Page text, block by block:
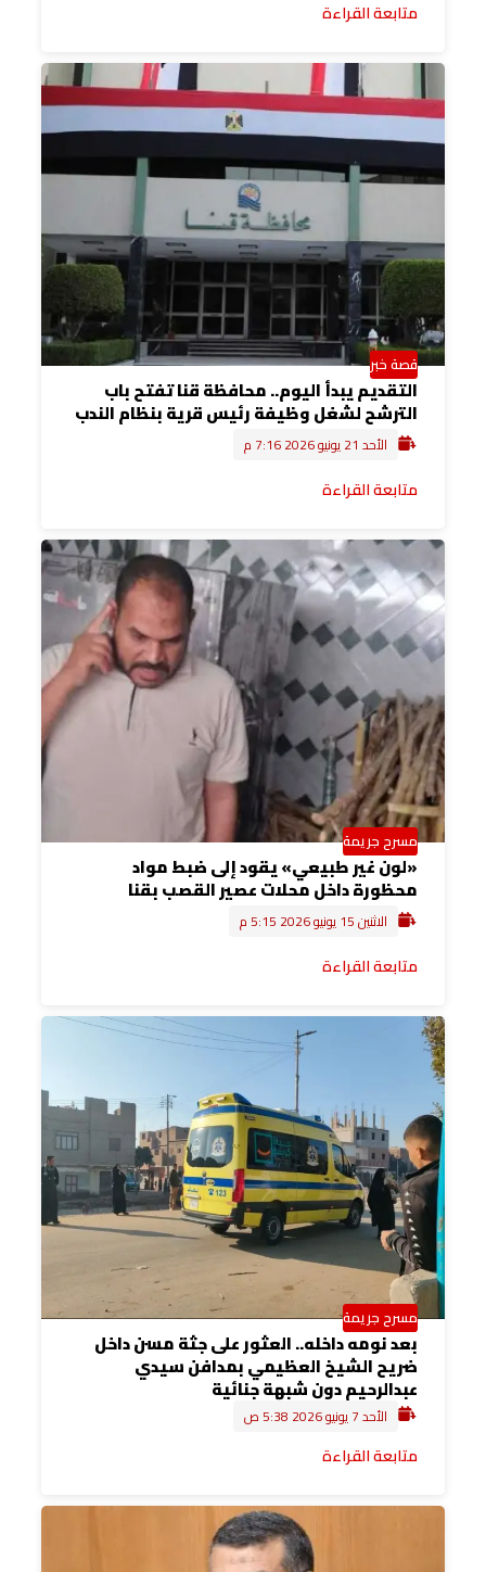
متابعة القراءة
قصة خبر
التقديم يبدأ اليوم.. محافظة قنا تفتح باب
الترشح لشغل وظيفة رئيس قرية بنظام الندب
الأحد 21 يونيو 2026 7:16 م
متابعة القراءة
مسرح جريمة
«لون غير طبيعي» يقود إلى ضبط مواد
محظورة داخل محلات عصير القصب بقنا
الاثنين 15 يونيو 2026 5:15 م
متابعة القراءة
مسرح جريمة
بعد نومه داخله.. العثور على جثة مسن داخل
ضريح الشيخ العظيمي بمدافن سيدي
عبدالرحيم دون شبهة جنائية
الأحد 7 يونيو 2026 5:38 ص
متابعة القراءة